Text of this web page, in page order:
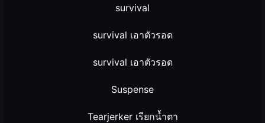
survival
survival เอาตัวรอด
survival เอาตัวรอด
Suspense
Tearjerker เรียกน้ำตา